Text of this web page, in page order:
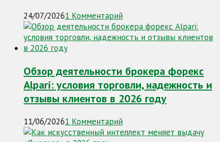
24/07/20261 Комментарий
Обзор деятельности брокера форекс
Alpari: условия торговли, надежность и
отзывы клиентов в 2026 году
11/06/20261 Комментарий